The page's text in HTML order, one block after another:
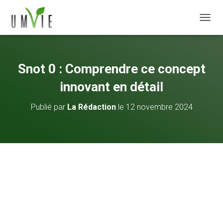
Snot 0 : Comprendre ce concept
innovant en détail
Publié par La Rédactionle 12 novembre 2024